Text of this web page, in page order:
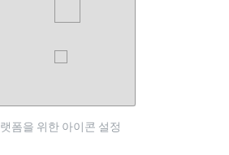
폼을 위한 아이콘 설정